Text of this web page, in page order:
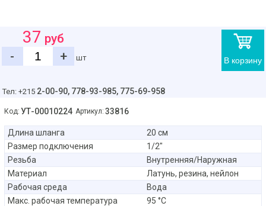
В корзину
37 руб
-
+ шт
Тел: +215 2-00-90, 778-93-985, 775-69-958
Код: УТ-00010224 Артикул: 33816
Длина шланга
20 см
Размер подключения
1/2"
Резьба
Внутренняя/Наружная
Материал
Латунь, резина, нейлон
Рабочая среда
Вода
Макс. рабочая температура
95 °C